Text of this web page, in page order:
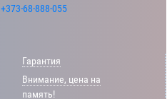
+373-68-888-055
Гарантия
Внимание, цена на
память!